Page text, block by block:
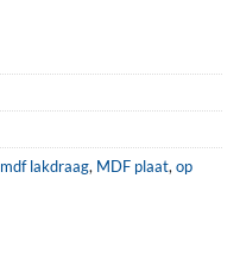
mdf lakdraag, MDF plaat, op